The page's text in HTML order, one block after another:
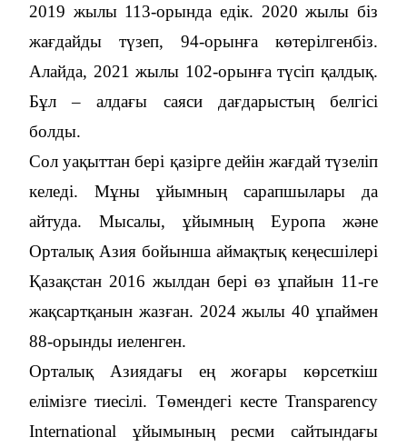
2019 жылы 113-орында едік. 2020 жылы біз
жағдайды түзеп, 94-орынға көтерілгенбіз.
Алайда, 2021 жылы 102-орынға түсіп қалдық.
Бұл – алдағы саяси дағдарыстың белгісі
болды.
Сол уақыттан бері қазірге дейін жағдай түзеліп
келеді. Мұны ұйымның сарапшылары да
айтуда. Мысалы, ұйымның Еуропа және
Орталық Азия бойынша аймақтық кеңесшілері
Қазақстан 2016 жылдан бері өз ұпайын 11-ге
жақсартқанын жазған. 2024 жылы 40 ұпаймен
88-орынды иеленген.
Орталық Азиядағы ең жоғары көрсеткіш
елімізге тиесілі. Төмендегі кесте Transparency
International ұйымының ресми сайтындағы